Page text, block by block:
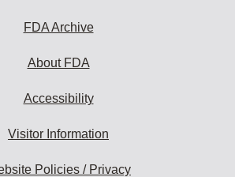
FDA Archive
About FDA
Accessibility
Visitor Information
Policies / Privacy